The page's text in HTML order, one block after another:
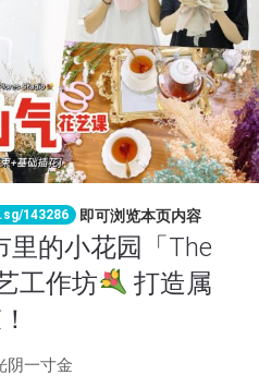
143286 即可浏览本页内容
里的小花园「The
工作坊
打造属
阴一寸金